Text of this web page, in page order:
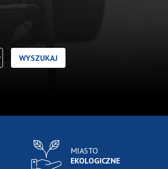
MIASTO
EKOLOGICZNE